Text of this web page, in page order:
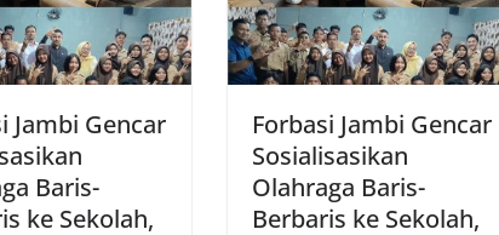
Jambi Gencar
Baris-
ke Sekolah,
Forbasi Jambi Gencar
Sosialisasikan
Olahraga Baris-
Berbaris ke Sekolah,